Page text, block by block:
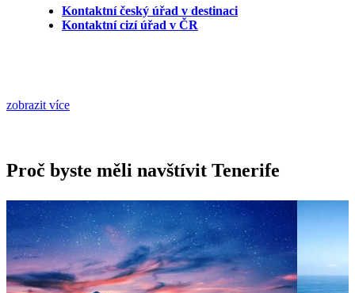
Kontaktní český úřad v destinaci
Kontaktní cizí úřad v ČR
zobrazit více
Proč byste měli navštívit Tenerife